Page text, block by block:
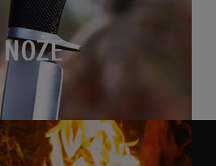
NOŻE